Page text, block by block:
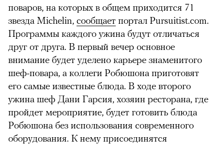
поваров, на которых в общем приходится 71
звезда Michelin, сообщает портал Pursuitist.com.
Программы каждого ужина будут отличаться
друг от друга. В первый вечер основное
внимание будет уделено карьере знаменитого
шеф-повара, а коллеги Робюшона приготовят
его самые известные блюда. В ходе второго
ужина шеф Дани Гарсия, хозяин ресторана, где
пройдет мероприятие, будет готовить блюда
Робюшона без использования современного
оборудования. К нему присоединятся